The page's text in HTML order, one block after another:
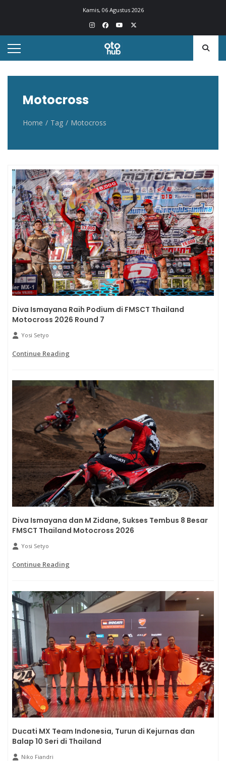
Kamis, 06 Agustus 2026
Otohub.co
Portal berita otomotif Indonesia terkini
Motocross
Home Tag Motocross
Diva Ismayana Raih Podium di FMSCT Thailand
Motocross 2026 Round 7
Yosi Setyo
Continue Reading
Diva Ismayana dan M Zidane, Sukses Tembus 8 Besar
FMSCT Thailand Motocross 2026
Yosi Setyo
Continue Reading
Ducati MX Team Indonesia, Turun di Kejurnas dan
Balap 10 Seri di Thailand
Niko Fiandri